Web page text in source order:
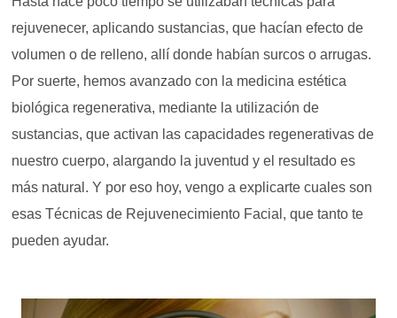
rejuvenecer, aplicando sustancias, que hacían efecto de
volumen o de relleno, allí donde habían surcos o arrugas.
Por suerte, hemos avanzado con la medicina estética
biológica regenerativa, mediante la utilización de
sustancias, que activan las capacidades regenerativas de
nuestro cuerpo, alargando la juventud y el resultado es
más natural. Y por eso hoy, vengo a explicarte cuales son
esas Técnicas de Rejuvenecimiento Facial, que tanto te
pueden ayudar.